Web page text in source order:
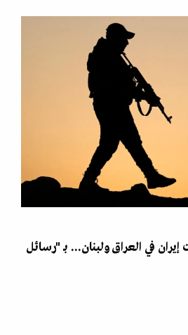
في العراق ولبنان... بـ "رسائل